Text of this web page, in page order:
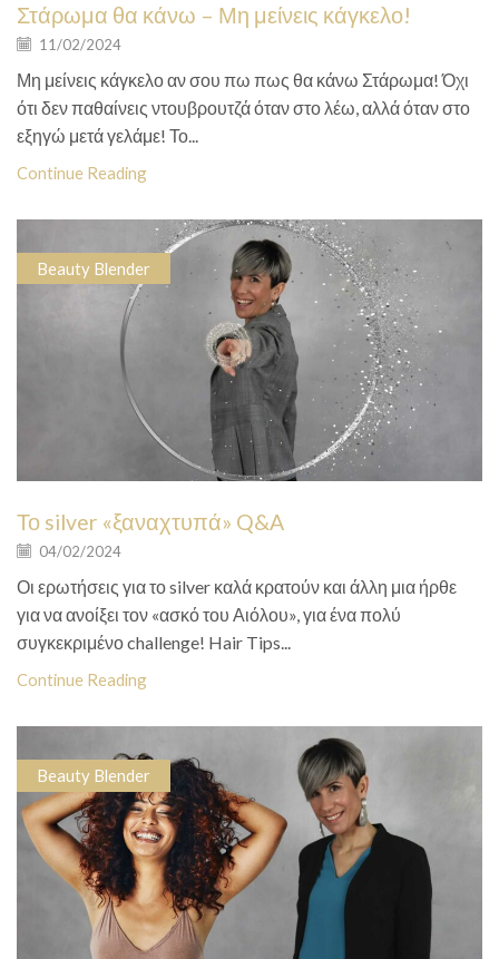
Στάρωμα θα κάνω – Μη μείνεις κάγκελο!
11/02/2024
Μη μείνεις κάγκελο αν σου πω πως θα κάνω Στάρωμα! Όχι
ότι δεν παθαίνεις ντουβρουτζά όταν στο λέω, αλλά όταν στο
εξηγώ μετά γελάμε! Το...
Continue Reading
Beauty Blender
Το silver «ξαναχτυπά» Q&A
04/02/2024
Οι ερωτήσεις για το silver καλά κρατούν και άλλη μια ήρθε
για να ανοίξει τον «ασκό του Αιόλου», για ένα πολύ
συγκεκριμένο challenge! Hair Tips...
Continue Reading
Beauty Blender